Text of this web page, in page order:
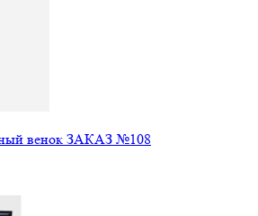
венок ЗАКАЗ №108